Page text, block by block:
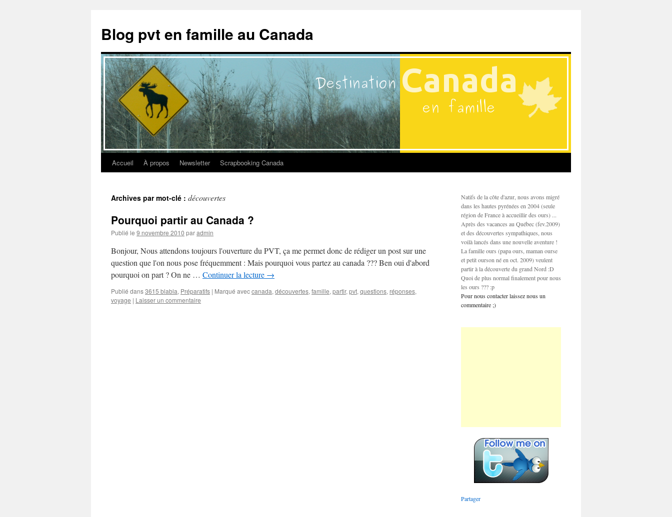
contenu
Blog pvt en famille au Canada
Accueil À propos Newsletter Scrapbooking Canada
Archives par mot-clé : découvertes
Pourquoi partir au Canada ?
Publié le 9 novembre 2010 paradmin
Bonjour, Nous attendons toujours l'ouverture du PVT, ça me permet donc de rédiger un post sur une
question que l'on nous pose fréquemment : Mais pourquoi vous partez au canada ??? Ben oui d'abord
pourquoi on part ? On ne … Continuer la lecture →
Publié dans3615 blabla, Préparatifs | Marqué aveccanada, découvertes, famille, partir, pvt, questions, réponses,
voyage | Laisser un commentaire
Natifs de la côte d'azur, nous avons migré
dans les hautes pyrénées en 2004 (seule
région de France à accueillir des ours) ...
Après des vacances au Québec (fev.2009)
et des découvertes sympathiques, nous
voilà lancés dans une nouvelle aventure !
La famille ours (papa ours, maman ourse
et petit ourson né en oct. 2009) veulent
partir à la découverte du grand Nord :D
Quoi de plus normal finalement pour nous
les ours ??? :p
Pour nous contacter laissez nous un
commentaire ;)
Partager